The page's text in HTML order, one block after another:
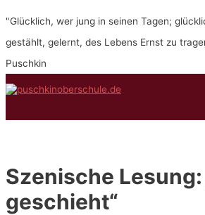
Inhalt
"Glücklich, wer jung in seinen Tagen;
gestählt, gelernt, des Lebens Ernst zu
Puschkin
Szenische Lesung:
geschieht“